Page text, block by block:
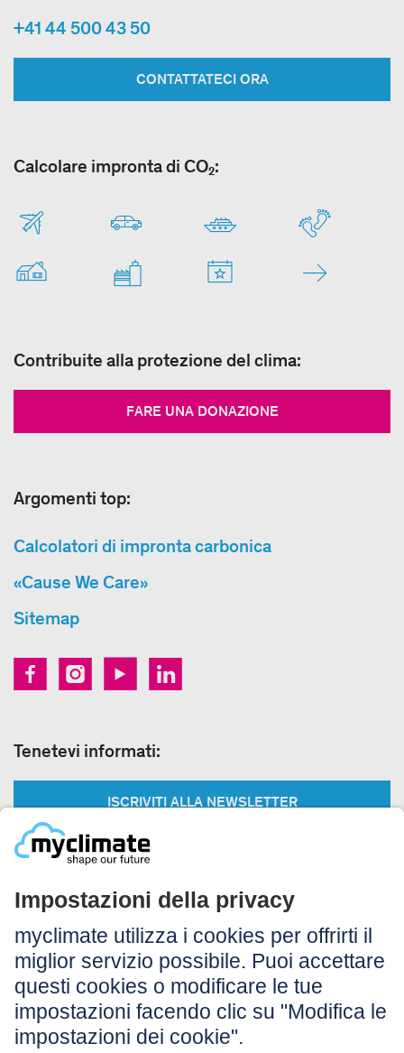
+41 44 500 43 50
CONTATTATECI ORA
Calcolare impronta di CO₂:
Contribuite alla protezione del clima:
FARE UNA DONAZIONE
Argomenti top:
Calcolatori di impronta carbonica
«Cause We Care»
Sitemap
Tenetevi informati:
ISCRIVITI ALLA NEWSLETTER
Legale:
Colophon
Avvertenza
CG
Protezione dei dati